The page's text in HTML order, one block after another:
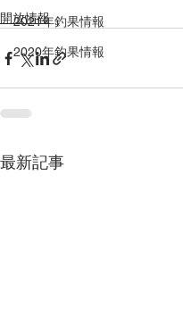
2021年釣果情報
2020年釣果情報
開放情報
最新記事